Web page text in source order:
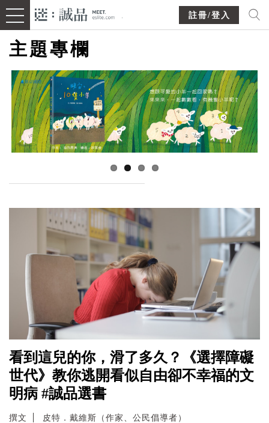
註冊/登入
主題專欄
看到這兒的你，滑了多久？《選擇障礙
世代》教你逃開看似自由卻不幸福的文
明病 #誠品選書
撰文 皮特．戴維斯（作家、公民倡導者）